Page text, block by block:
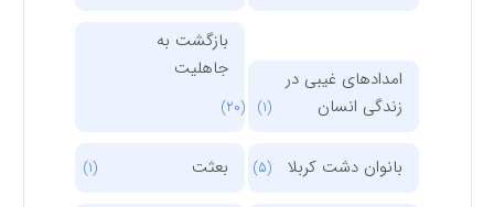
امدادهای غیبی در
زندگی انسان
بازگشت به
جاهلیت
(20)
بانوان دشت کربلا (5) بعثت